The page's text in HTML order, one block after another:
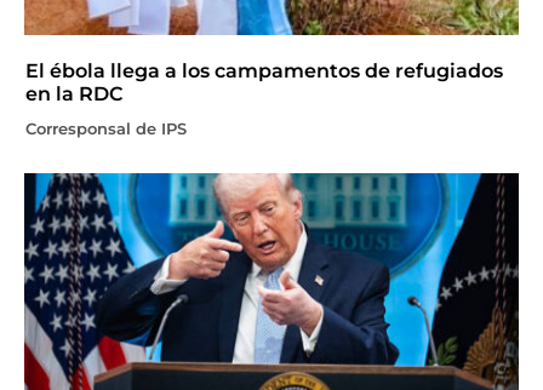
El ébola llega a los campamentos de refugiados
en la RDC
Corresponsal de IPS